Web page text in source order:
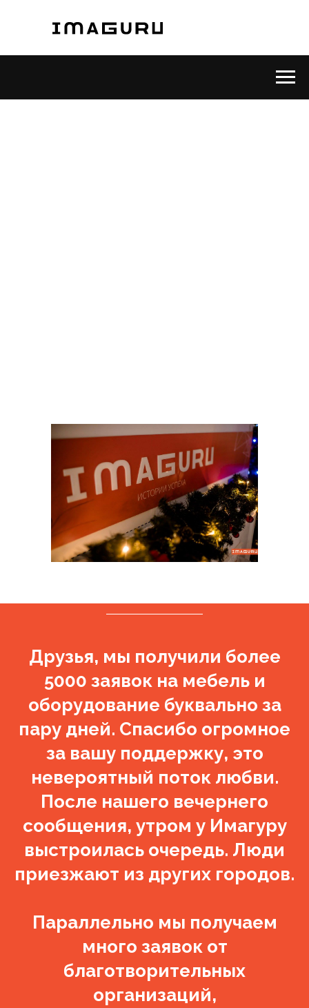
Друзья, мы получили более
5000 заявок на мебель и
оборудование буквально за
пару дней. Спасибо огромное
за вашу поддержку, это
невероятный поток любви.
После нашего вечернего
сообщения, утром у Имагуру
выстроилась очередь. Люди
приезжают из других городов.
Параллельно мы получаем
много заявок от
благотворительных
организаций,